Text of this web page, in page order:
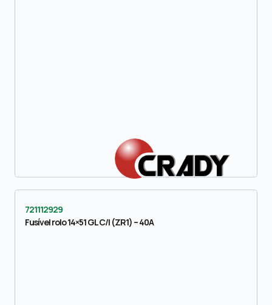
721112929
Fusível rolo 14×51 GL C/I (ZR1) – 40A